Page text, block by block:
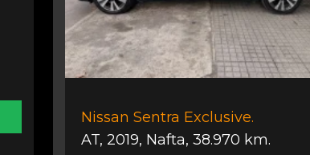
Nissan Sentra Exclusive.
AT, 2019, Nafta, 38.970 km.